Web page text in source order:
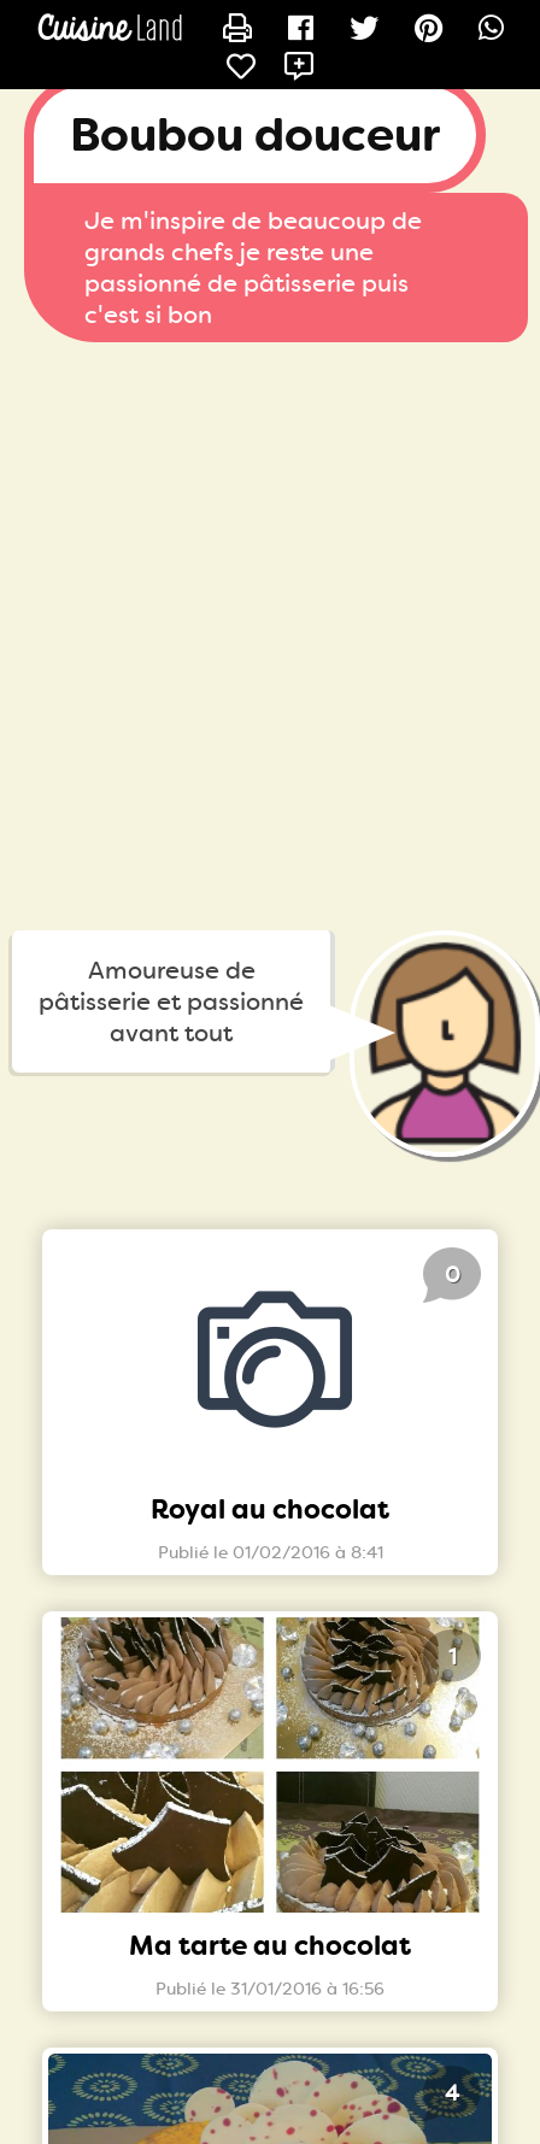
Boubou douceur
Je m'inspire de beaucoup de
grands chefs je reste une
passionné de pâtisserie puis
c'est si bon
Amoureuse de
pâtisserie et passionné
avant tout
Royal au chocolat
Publié le 01/02/2016 à 8:41
0
Ma tarte au chocolat
Publié le 31/01/2016 à 16:56
1
4
CONTACTER BOUBOU